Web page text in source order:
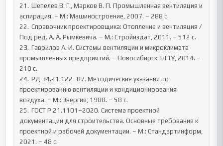
21.	Шепелев В. Г., Марков В. П. Промышленная вентиляция и
аспирация. – М.: Машиностроение, 2007. – 288 с.
22.	Справочник проектировщика: Отопление и вентиляция /
Под ред. А. А. Рымкевича. – М.: Стройиздат, 2011. – 512 с.
23.	Гаврилов А. И. Системы вентиляции и микроклимата
промышленных предприятий. – Новосибирск: НГТУ, 2014. –
210 с.
24.	РД 34.21.122–87. Методические указания по
проектированию вентиляции и кондиционирования
воздуха. – М.: Энергия, 1988. – 58 с.
25.	ГОСТ Р 21.1101–2020. Система проектной
документации для строительства. Основные требования к
проектной и рабочей документации. – М.: Стандартинформ,
2021. – 48 с.